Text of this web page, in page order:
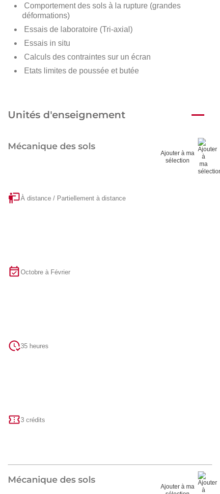
Comportement des sols à la rupture (grandes
déformations)
Essais de laboratoire (Tri-axial)
Essaisin situ
Calculs des contraintes sur un écran
Etats limites de poussée et butée
Unités d'enseignement
Mécanique des sols
Ajouter à ma
sélection
À distance / Partiellement à distance
Octobre à Février
35 heures
3 crédits
Mécanique des sols
Ajouter à ma